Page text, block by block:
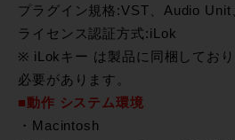
プラグイン規格:VST、Audio Unit
ライセンス認証方式:iLok
※ iLokキー は製品に同梱してお
必要があります。
■動作 システム環境
・Macintosh